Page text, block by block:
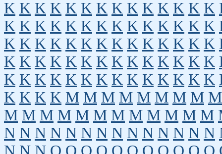
K K K K K K K K K K K K K K
K K K K K K K K K K K K K K
K K K K K K K K K K K K K K
K K K K K K K K K K K K K K
K K K K K K K K K K K K K K
K K K K M M M M M M M M M
M M M M M M M M M M M M
N N N N N N N N N N N N N N